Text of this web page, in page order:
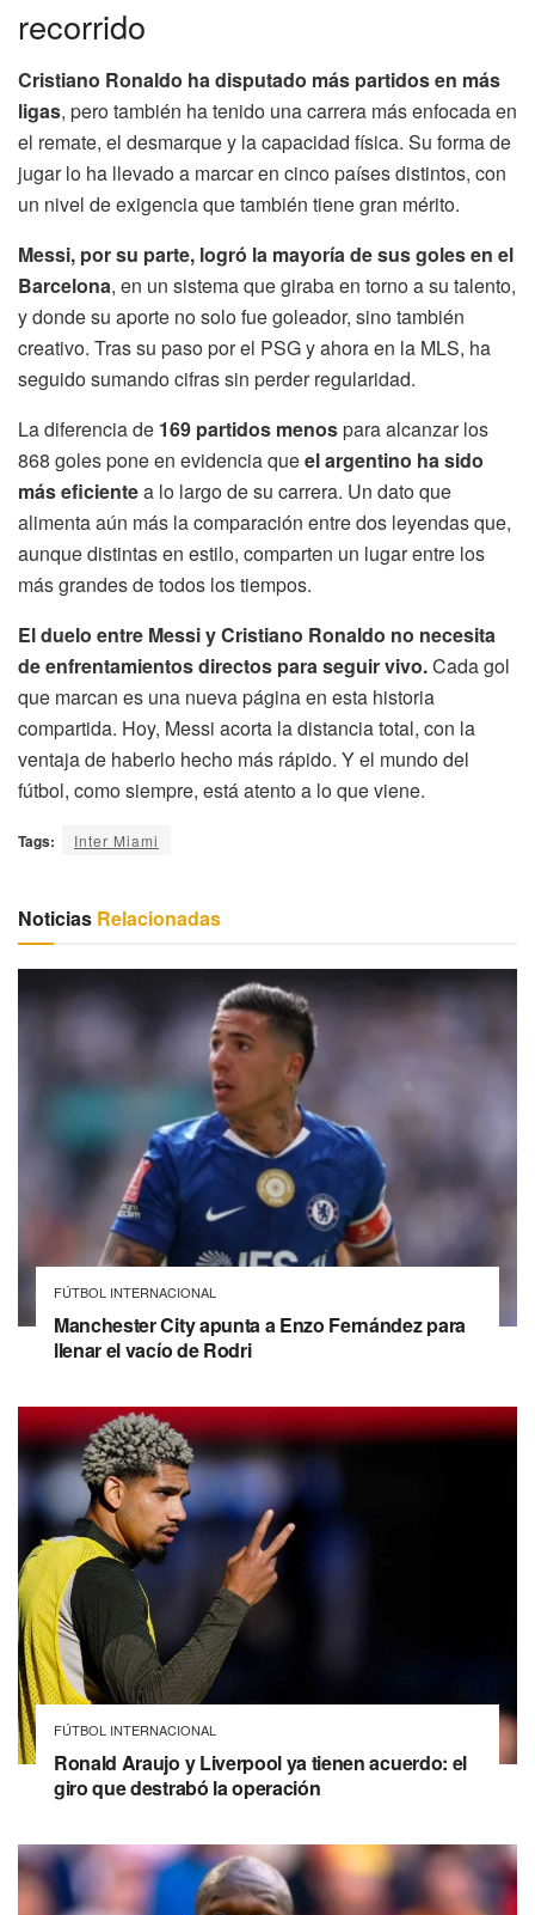
recorrido
Cristiano Ronaldo ha disputado más partidos en más
ligas, pero también ha tenido una carrera más enfocada en
el remate, el desmarque y la capacidad física. Su forma de
jugar lo ha llevado a marcar en cinco países distintos, con
un nivel de exigencia que también tiene gran mérito.
Messi, por su parte, logró la mayoría de sus goles en el
Barcelona, en un sistema que giraba en torno a su talento,
y donde su aporte no solo fue goleador, sino también
creativo. Tras su paso por el PSG y ahora en la MLS, ha
seguido sumando cifras sin perder regularidad.
La diferencia de 169 partidos menospara alcanzar los
868 goles pone en evidencia queel argentino ha sido
más eficientea lo largo de su carrera. Un dato que
alimenta aún más la comparación entre dos leyendas que,
aunque distintas en estilo, comparten un lugar entre los
más grandes de todos los tiempos.
El duelo entre Messi y Cristiano Ronaldo no necesita
de enfrentamientos directos para seguir vivo.Cada gol
que marcan es una nueva página en esta historia
compartida. Hoy, Messi acorta la distancia total, con la
ventaja de haberlo hecho más rápido. Y el mundo del
fútbol, como siempre, está atento a lo que viene.
Tags: Inter Miami
Noticias Relacionadas
FÚTBOL INTERNACIONAL
Manchester City apunta a Enzo Fernández para
llenar el vacío de Rodri
FÚTBOL INTERNACIONAL
Ronald Araujo y Liverpool ya tienen acuerdo: el
giro que destrabó la operación